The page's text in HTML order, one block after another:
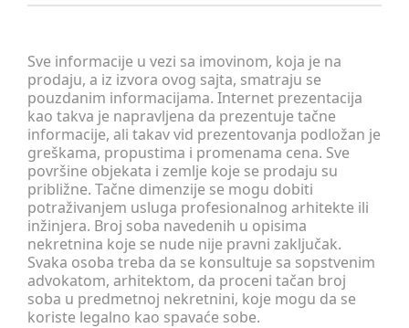
Sve informacije u vezi sa imovinom, koja je na
prodaju, a iz izvora ovog sajta, smatraju se
pouzdanim informacijama. Internet prezentacija
kao takva je napravljena da prezentuje tačne
informacije, ali takav vid prezentovanja podložan je
greškama, propustima i promenama cena. Sve
površine objekata i zemlje koje se prodaju su
približne. Tačne dimenzije se mogu dobiti
potraživanjem usluga profesionalnog arhitekte ili
inžinjera. Broj soba navedenih u opisima
nekretnina koje se nude nije pravni zaključak.
Svaka osoba treba da se konsultuje sa sopstvenim
advokatom, arhitektom, da proceni tačan broj
soba u predmetnoj nekretnini, koje mogu da se
koriste legalno kao spavaće sobe.